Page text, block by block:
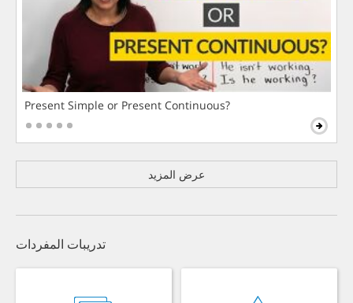
Present Simple or Present Continuous?
عرض المزيد
تدريبات المفردات